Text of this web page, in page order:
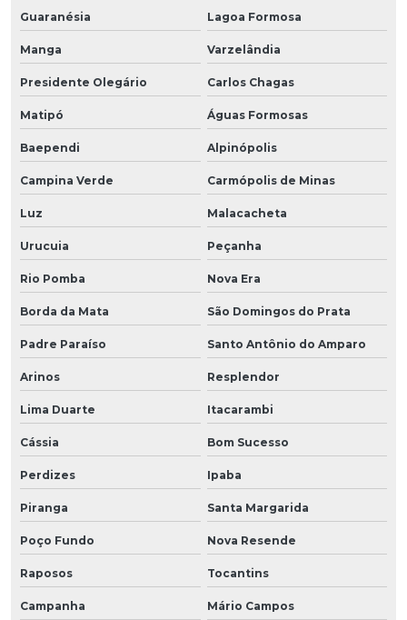
Guaranésia Lagoa Formosa
Manga Varzelândia
Presidente Olegário Carlos Chagas
Matipó Águas Formosas
Baependi Alpinópolis
Campina Verde Carmópolis de Minas
Luz Malacacheta
Urucuia Peçanha
Rio Pomba Nova Era
Borda da Mata São Domingos do Prata
Padre Paraíso Santo Antônio do Amparo
Arinos Resplendor
Lima Duarte Itacarambi
Cássia Bom Sucesso
Perdizes Ipaba
Piranga Santa Margarida
Poço Fundo Nova Resende
Raposos Tocantins
Campanha Mário Campos